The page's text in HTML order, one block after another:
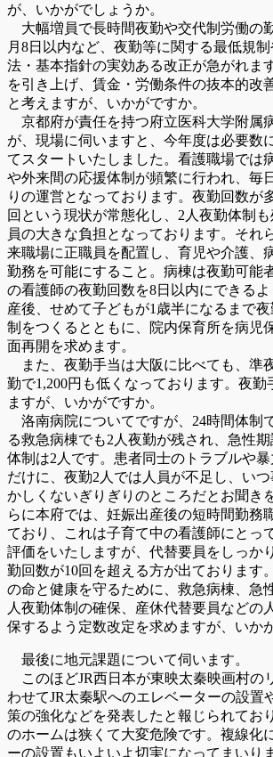
が、いかがでしょうか。
大幅増員で長時間夜勤や交代制労働の
月8日以内など、夜勤等に関する最低規
法・基本指針の実効ある改正が急がれま
を引き上げ、賃金・労働条件の抜本的改
と考えますが、いかがですか。
京都府が責任を持つ府立医科大学附属
が、現場に伺いますと、今年度は必要数
てスタートいたしました。看護職場では
や外来間の応援体制が頻繁に行われ、毎
りの運営となっております。夜勤回数が
回という現状が常態化し、2人夜勤体制
員の大きな負担となっております。それ
来職場に正職員を配置し、育児や介護、
勤務を可能にすること。病棟は夜勤可能
の看護師の夜勤回数を8日以内にできるよ
産後、せめて子どもが1歳半になるまで
制をつくるとともに、院内保育所を病児
面再開を求めます。
また、夜勤手当は大阪に比べても、準
勤で1,200円も低くなっております。夜勤
ますが、いかがですか。
洛南病院についてですが、24時間体制
る救急病棟でも2人夜勤が残され、急性
体制は2人です。患者同士のトラブルや
だけに、夜勤2人では人員が不足し、い
かしくないぎりぎりのところだとお聞き
らに本府では、妊娠出産後の短時間勤務
ており、これは子育て中の看護師にとっ
評価をいたしますが、代替要員をしっか
勤回数が10回を超える方が出ております
の命と健康を守るために、救急病棟、急
人夜勤体制の確保、産休代替要員などの
保するよう定数改定を求めますが、いか
最後に地元課題について伺います。
このほどJR西日本が東映太秦映画村の
わせてJR太秦駅へのエレベーターの設置
策の強化などを発表したと報じられてお
のホームは狭くて大変危険です。複線化
ーの設置もいよいよ切実になってまいり